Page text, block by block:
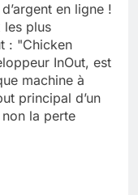
en ligne !
les plus
: "Chicken
InOut, est
machine à
principal d’un
non la perte